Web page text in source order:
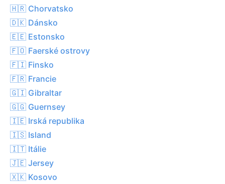
🇭🇷 Chorvatsko
🇩🇰 Dánsko
🇪🇪 Estonsko
🇫🇴 Faerské ostrovy
🇫🇮 Finsko
🇫🇷 Francie
🇬🇮 Gibraltar
🇬🇬 Guernsey
🇮🇪 Irská republika
🇮🇸 Island
🇮🇹 Itálie
🇯🇪 Jersey
🇽🇰 Kosovo